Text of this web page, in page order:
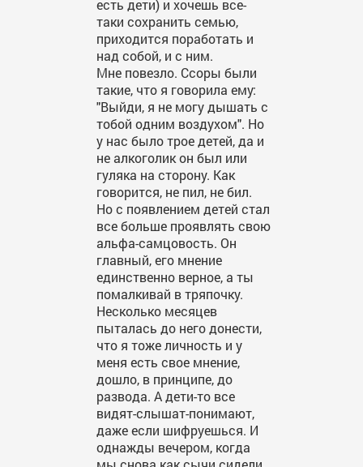
есть дети) и хочешь все-
таки сохранить семью,
приходится поработать и
над собой, и с ним.
Мне повезло. Ссоры были
такие, что я говорила ему:
"Выйди, я не могу дышать с
тобой одним воздухом". Но
у нас было трое детей, да и
не алкоголик он был или
гуляка на сторону. Как
говорится, не пил, не бил.
Но с появлением детей стал
все больше проявлять свою
альфа-самцовость. Он
главный, его мнение
единственно верное, а ты
помалкивай в тряпочку.
Несколько месяцев
пыталась до него донести,
что я тоже личность и у
меня есть свое мнение,
дошло, в принципе, до
развода. А дети-то все
видят-слышат-понимают,
даже если шифруешься. И
однажды вечером, когда